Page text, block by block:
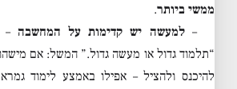
ממשי ביותר.
–למעשה יש קדימות על המחשבה –
“תלמוד גדול או מעשה גדול.” המשל: אם
להיכנס ולהציל – אפילו באמצע לימוד